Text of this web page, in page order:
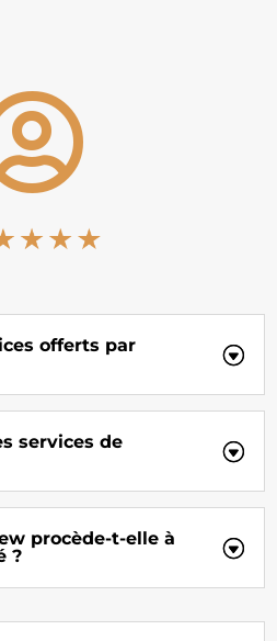
offerts par
services de
procède-t-elle à
?